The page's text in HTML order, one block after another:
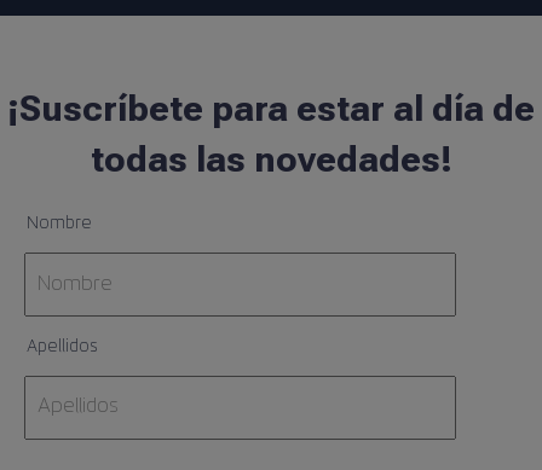
¡Suscríbete para estar al día de
todas las novedades!
Nombre
Apellidos